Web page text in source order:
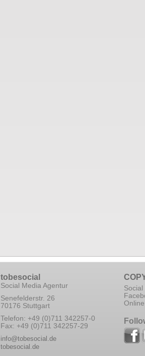
tobesocial
Social Media Agentur
Senefelderstr. 26
70176 Stuttgart
Telefon: +49 (0)711 342257-0
Fax: +49 (0)711 342257-29
info@tobesocial.de
tobesocial.de